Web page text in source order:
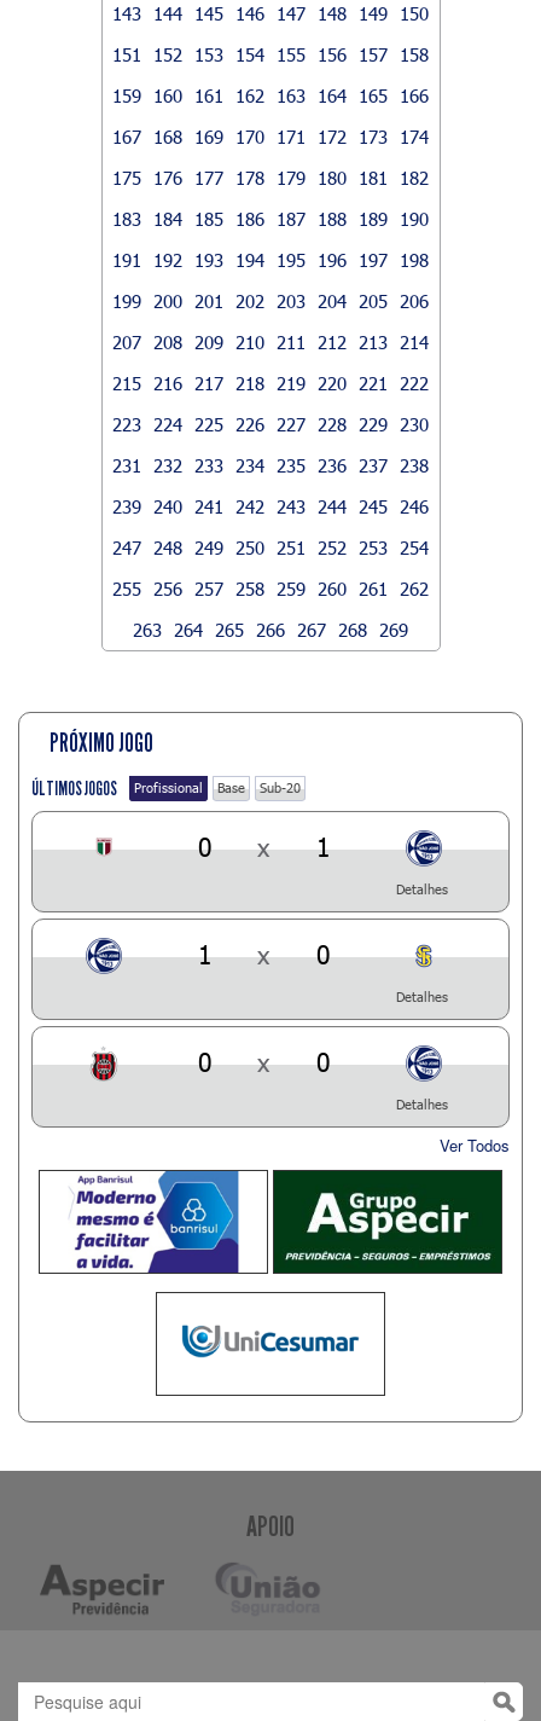
143
144 145 146 147 148 149
150
151
152 153 154 155 156 157
158
159
160 161 162 163 164 165
166
167
168 169 170 171 172 173
174
175
176 177 178 179 180 181
182
183
184 185 186 187 188 189
190
191
192 193 194 195 196 197
198
199
200 201 202 203 204 205
206
207
208 209 210 211 212 213
214
215
216 217 218 219 220 221
222
223
224 225 226 227 228 229
230
231
232 233 234 235 236 237
238
239
240 241 242 243 244 245
246
247
248 249 250 251 252 253
254
255
256 257 258 259 260 261
262
263
264 265 266 267 268 269
PRÓXIMO JOGO
ÚLTIMOS JOGOS Profissional Base Sub-20
0 x 1
Detalhes
1 x 0
Detalhes
0 x 0
Detalhes
Ver Todos
APOIO